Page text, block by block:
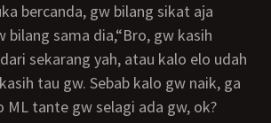
bercanda, gw bilang sikat aja
bilang sama dia,“Bro, gw kasih
sekarang yah, atau kalo elo udah
tau gw. Sebab kalo gw naik, ga
ML tante gw selagi ada gw, ok?